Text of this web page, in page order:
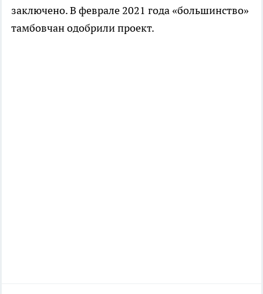
заключено. В феврале 2021 года «большинство»
тамбовчан одобрили проект.